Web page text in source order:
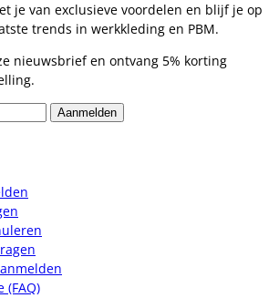
je van exclusieve voordelen en blijf je op
trends in werkkleding en PBM.
nieuwsbrief en ontvang 5% korting
(FAQ)